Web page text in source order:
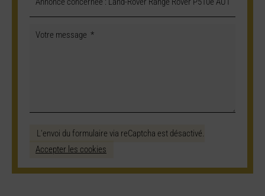
L'envoi du formulaire via reCaptcha est désactivé.
Accepter les cookies